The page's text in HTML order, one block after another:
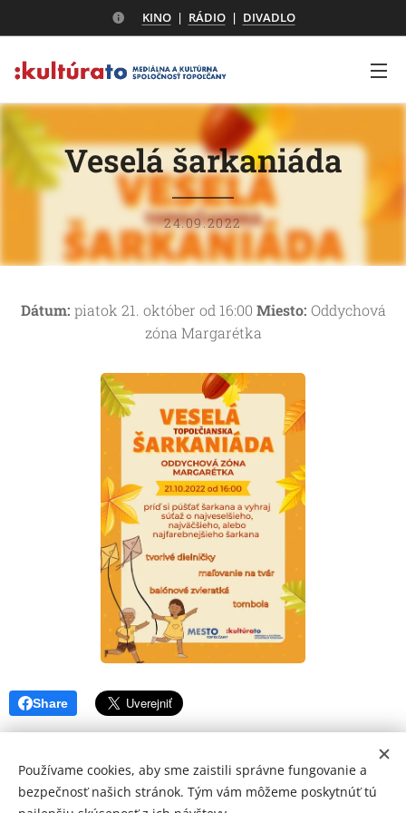
KINO| RÁDIO| DIVADLO
Veselá šarkaniáda
24.09.2022
Dátum: piatok 21. október od 16:00 Miesto: Oddychová
zóna Margarétka
Share
Používame cookies, aby sme zaistili správne fungovanie a
bezpečnosť našich stránok. Tým vám môžeme poskytnúť tú